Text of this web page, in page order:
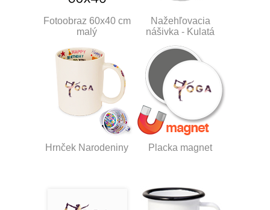
Fotoobraz 60x40 cm
malý
Nažehľovacia
nášivka - Kulatá
Hrnček Narodeniny Placka magnet